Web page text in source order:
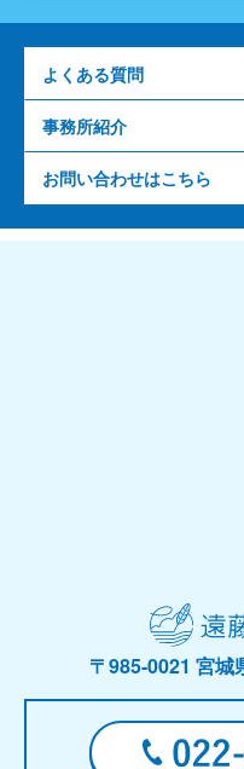
よくある質問
事務所紹介
お問い合わせはこちら
〒985-0021 宮城